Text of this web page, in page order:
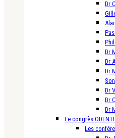
Dr
Dr
Dr
Dr
Dr
Dr
Dr
Le congrès
Les